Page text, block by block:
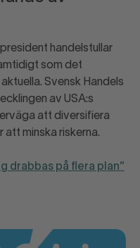
handelstullar
som det
Svensk Handels
av USA:s
att diversifiera
att minska riskerna.
drabbas på flera plan”